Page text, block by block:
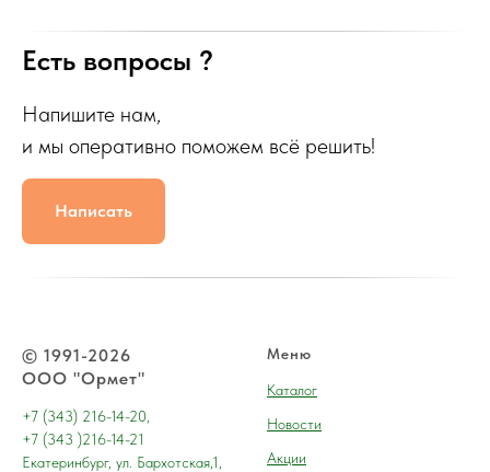
Есть вопросы ?
Напишите нам,
и мы оперативно поможем всё решить!
Написать
© 1991-2026
ООО "Ормет"
+7 (343) 216-14-20,
+7 (343 )216-14-21
Екатеринбург, ул. Бархотская,1,
Меню
Каталог
Новости
Акции